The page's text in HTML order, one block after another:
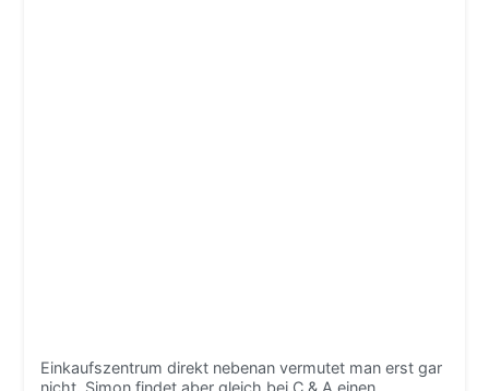
Einkaufszentrum direkt nebenan vermutet man erst gar